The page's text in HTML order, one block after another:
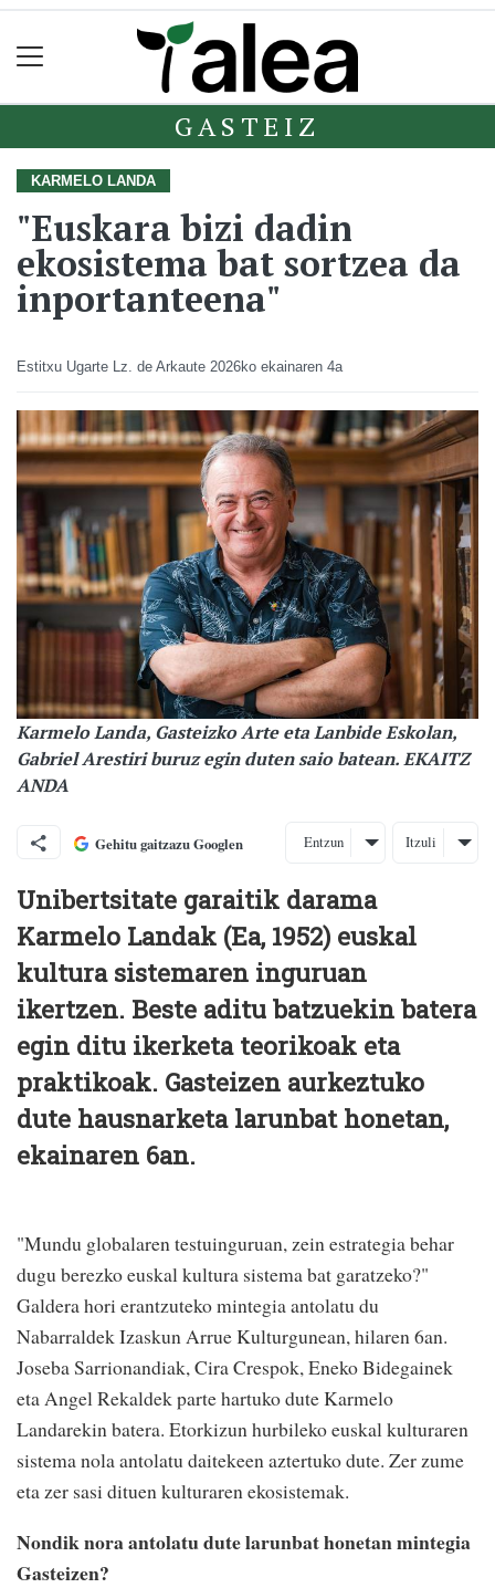
GASTEIZ
KARMELO LANDA
"Euskara bizi dadin
ekosistema bat sortzea da
inportanteena"
Estitxu Ugarte Lz. de Arkaute 2026ko ekainaren 4a
Karmelo Landa, Gasteizko Arte eta Lanbide Eskolan,
Gabriel Arestiri buruz egin duten saio batean. EKAITZ
ANDA
Gehitu gaitzazu Googlen Entzun Itzuli
Unibertsitate garaitik darama
Karmelo Landak (Ea, 1952) euskal
kultura sistemaren inguruan
ikertzen. Beste aditu batzuekin batera
egin ditu ikerketa teorikoak eta
praktikoak. Gasteizen aurkeztuko
dute hausnarketa larunbat honetan,
ekainaren 6an.
"Mundu globalaren testuinguruan, zein estrategia behar
dugu berezko euskal kultura sistema bat garatzeko?"
Galdera hori erantzuteko mintegia antolatu du
Nabarraldek Izaskun Arrue Kulturgunean, hilaren 6an.
Joseba Sarrionandiak, Cira Crespok, Eneko Bidegainek
eta Angel Rekaldek parte hartuko dute Karmelo
Landarekin batera. Etorkizun hurbileko euskal kulturaren
sistema nola antolatu daitekeen aztertuko dute. Zer zume
eta zer sasi dituen kulturaren ekosistemak.
Nondik nora antolatu dute larunbat honetan mintegia
Gasteizen?